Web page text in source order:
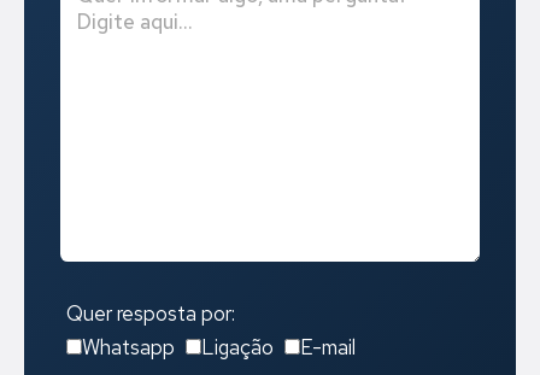
Quer resposta por:
Whatsapp
Ligação E-mail